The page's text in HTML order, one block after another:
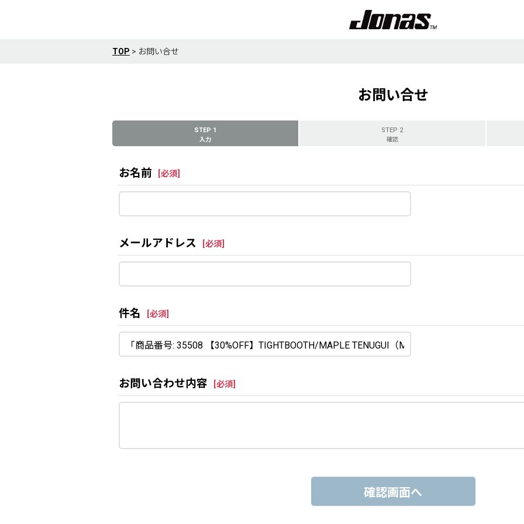
TOP > お問い合せ
お問い合せ
STEP 1
入力
STEP 2
確認
お名前 必須
メールアドレス 必須
件名 必須
お問い合わせ内容 必須
確認画面へ